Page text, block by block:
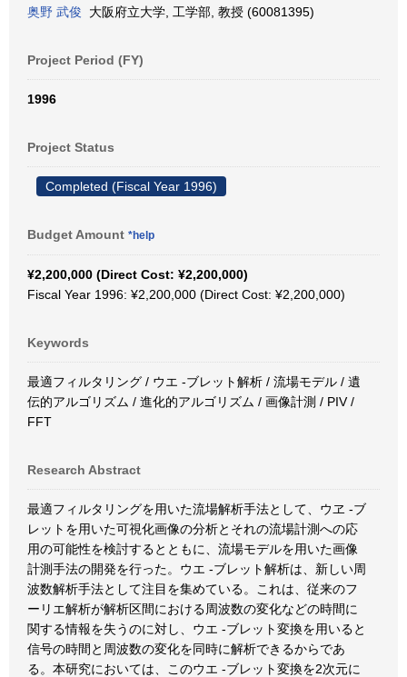
奥野 武俊 大阪府立大学, 工学部, 教授 (60081395)
Project Period (FY)
1996
Project Status
Completed (Fiscal Year 1996)
Budget Amount *help
¥2,200,000 (Direct Cost: ¥2,200,000)
Fiscal Year 1996: ¥2,200,000 (Direct Cost: ¥2,200,000)
Keywords
最適フィルタリング / ウエ -ブレット解析 / 流場モデル / 遺
伝的アルゴリズム / 進化的アルゴリズム / 画像計測 / PIV /
FFT
Research Abstract
最適フィルタリングを用いた流場解析手法として、ウヱ -ブ
レットを用いた可視化画像の分析とそれの流場計測への応
用の可能性を検討するとともに、流場モデルを用いた画像
計測手法の開発を行った。ウエ -ブレット解析は、新しい周
波数解析手法として注目を集めている。これは、従来のフ
ーリエ解析が解析区間における周波数の変化などの時間に
関する情報を失うのに対し、ウエ -ブレット変換を用いると
信号の時間と周波数の変化を同時に解析できるからであ
る。本研究においては、このウエ -ブレット変換を2次元に